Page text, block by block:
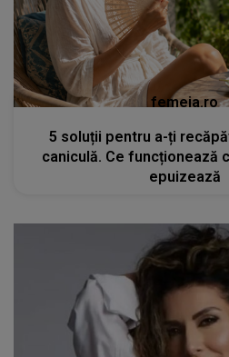
femeia.ro
5 soluții pentru a-ți
caniculă. Ce funcționează
epuizează